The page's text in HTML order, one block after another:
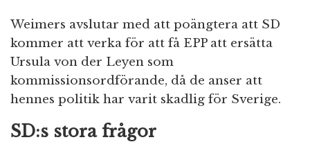
Weimers avslutar med att poängtera att SD
kommer att verka för att få EPP att ersätta
Ursula von der Leyen som
kommissionsordförande, då de anser att
hennes politik har varit skadlig för Sverige.
SD:s stora frågor